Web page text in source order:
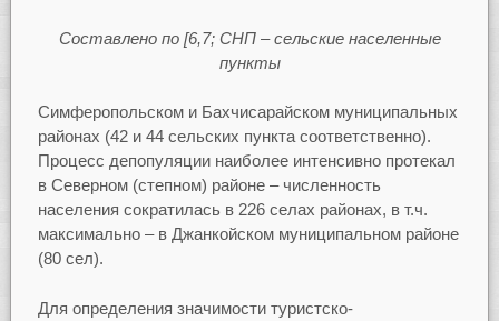
Составлено по [6,7; СНП – сельские населенные
пункты
Симферопольском и Бахчисарайском муниципальных
районах (42 и 44 сельских пункта соответственно).
Процесс депопуляции наиболее интенсивно протекал
в Северном (степном) районе – численность
населения сократилась в 226 селах районах, в т.ч.
максимально – в Джанкойском муниципальном районе
(80 сел).
Для определения значимости туристско-